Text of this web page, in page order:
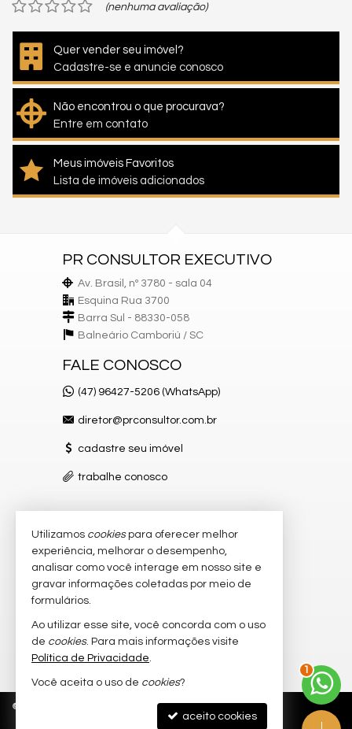
(nenhuma avaliação)
Quer vender seu imóvel?
Cadastre-se e anuncie conosco
Não encontrou o que procurava?
Entre em contato
Meus imóveis Favoritos
Lista de imóveis adicionados
PR CONSULTOR EXECUTIVO
Av. Brasil, nº 3780 - sala 04
Esquina Rua 3700
Barra Sul - 88330-058
Balneário Camboriú / SC
FALE CONOSCO
(47) 96427-5206 (WhatsApp)
diretor@prconsultor.com.br
cadastre seu imóvel
trabalhe conosco
VEJA MAIS
receba nosso newsletter
imóveis favoritos
mapa de imóveis
© Política de Privacidade
Utilizamos cookiespara oferecer melhor
experiência, melhorar o desempenho,
analisar como você interage em nosso site e
gravar informações coletadas por meio de
formulários.
Ao utilizar esse site, você concorda com o uso
de cookies. Para mais informações visite
Política de Privacidade.
Você aceita o uso de cookies?
aceito cookies